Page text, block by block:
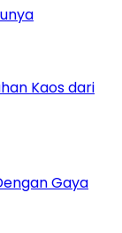
Kaos dari
Gaya